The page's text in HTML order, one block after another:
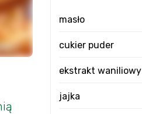
masło
cukier puder
ekstrakt waniliowy
jajka